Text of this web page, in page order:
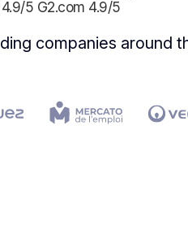
companies around